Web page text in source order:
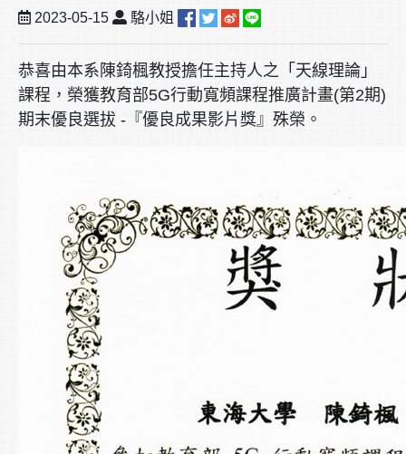
2023-05-15 駱小姐
恭喜由本系陳錡楓教授擔任主持人之「天線理論」
課程，榮獲教育部5G行動寬頻課程推廣計畫(第2期)
期末優良選拔 -『優良成果影片獎』殊榮。